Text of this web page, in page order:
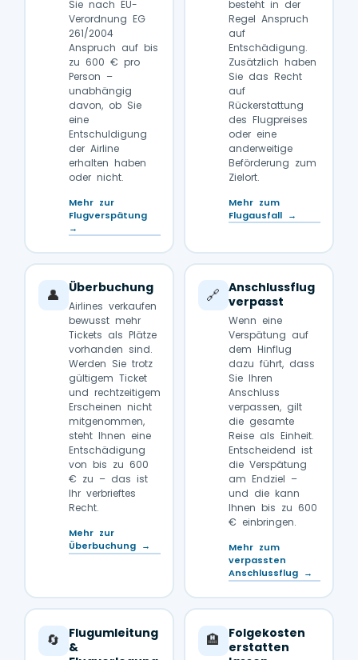
Sie nach EU-
Verordnung EG
261/2004
Anspruch auf bis
zu 600 € pro
Person –
unabhängig
davon, ob Sie
eine
Entschuldigung
der Airline
erhalten haben
oder nicht.
Mehr zur
Flugverspätung
→
besteht in der
Regel Anspruch
auf
Entschädigung.
Zusätzlich haben
Sie das Recht
auf
Rückerstattung
des Flugpreises
oder eine
anderweitige
Beförderung zum
Zielort.
Mehr zum
Flugausfall →
👤 Überbuchung
Airlines verkaufen
bewusst mehr
Tickets als Plätze
vorhanden sind.
Werden Sie trotz
gültigem Ticket
und rechtzeitigem
Erscheinen nicht
mitgenommen,
steht Ihnen eine
Entschädigung
von bis zu 600
€ zu – das ist
Ihr verbrieftes
Recht.
Mehr zur
Überbuchung →
🔗 Anschlussflug
verpasst
Wenn eine
Verspätung auf
dem Hinflug
dazu führt, dass
Sie Ihren
Anschluss
verpassen, gilt
die gesamte
Reise als Einheit.
Entscheidend ist
die Verspätung
am Endziel –
und die kann
Ihnen bis zu 600
€ einbringen.
Mehr zum
verpassten
Anschlussflug →
🔄
Flugumleitung
&
🏨
Folgekosten
erstatten